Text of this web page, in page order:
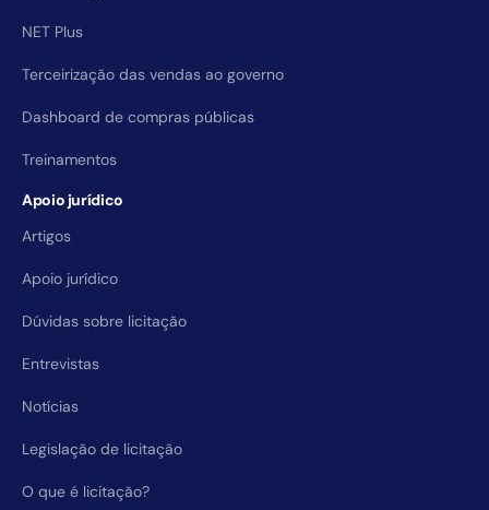
NET Plus
Terceirização das vendas ao governo
Dashboard de compras públicas
Treinamentos
Apoio jurídico
Artigos
Apoio jurídico
Dúvidas sobre licitação
Entrevistas
Notícias
Legislação de licitação
O que é licitação?